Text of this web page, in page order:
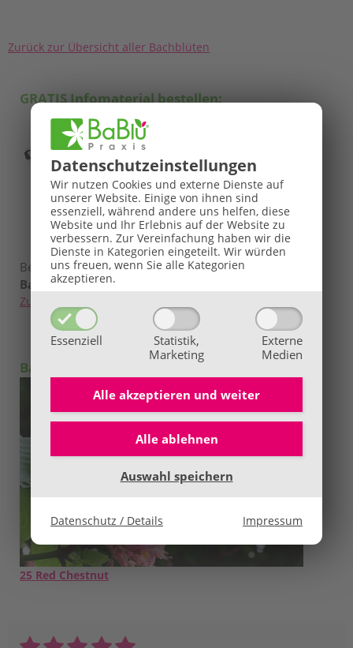
Datenschutz­einstellungen
Wir nutzen Cookies und externe Dienste auf
unserer Website. Einige von ihnen sind
essenziell, während andere uns helfen, diese
Website und Ihr Erlebnis auf der Website zu
verbessern. Zur Vereinfachung haben wir die
Dienste in Kategorien eingeteilt. Wir würden
uns freuen, wenn Sie alle Kategorien
akzeptieren.
Essenziell
Statistik,
Marketing
Externe
Medien
Alle akzeptieren und weiter
Alle ablehnen
Auswahl speichern
Datenschutz / Details Impressum
Zurück zur Übersicht aller Bachblüten
GRATIS Infomaterial bestellen:
Bestellen Siejetzt kostenlos& unverbindlich den
BaBlü® Bachblütenführer
Zum BaBlü® Bachblütenführer
Bachblüte des Tages
25 Red Chestnut